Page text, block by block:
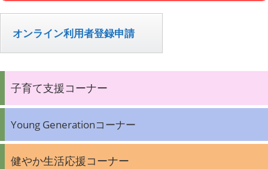
オンライン利用者登録申請
子育て支援コーナー
Young Generationコーナー
健やか生活応援コーナー